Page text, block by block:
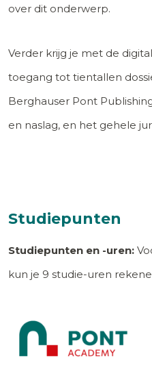
over dit onderwerp.
Verder krijg je met de
toegang tot tientallen
Berghauser Pont
en naslag, en het gehele
Studiepunten
Studiepunten en -uren:
kun je 9 studie-uren